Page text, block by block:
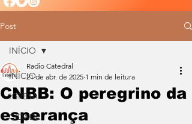
Post
INÍCIO
IGREJA
CIDADE
INÍCIO
CNBB: O peregrino da
esperança
Radio Catedral
21 de abr. de 2025 1 min de leitura